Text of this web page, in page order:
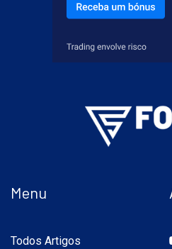
Menu
Todos Artigos